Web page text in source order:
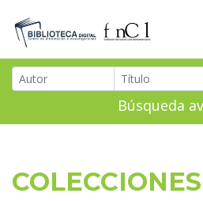
Búsqueda
COLECCIONES